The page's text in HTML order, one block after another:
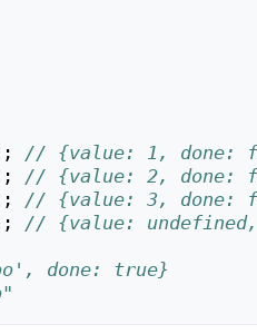
// {value: 1, done:
// {value: 2, done:
// {value: 3, done:
// {value:
done: true}